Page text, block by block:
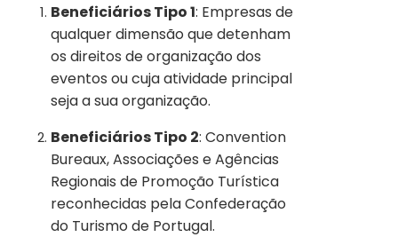
Beneficiários Tipo 1: Empresas de
qualquer dimensão que detenham
os direitos de organização dos
eventos ou cuja atividade principal
seja a sua organização.
Beneficiários Tipo 2: Convention
Bureaux, Associações e Agências
Regionais de Promoção Turística
reconhecidas pela Confederação
do Turismo de Portugal.